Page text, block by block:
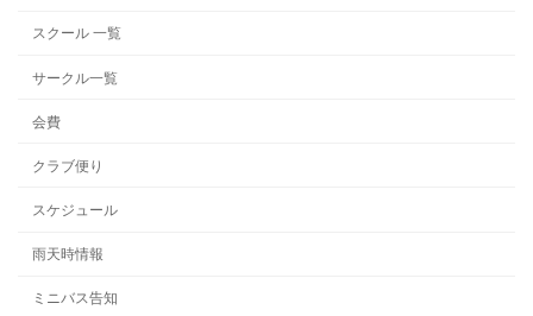
スクール 一覧
サークル一覧
会費
クラブ便り
スケジュール
雨天時情報
ミニバス告知